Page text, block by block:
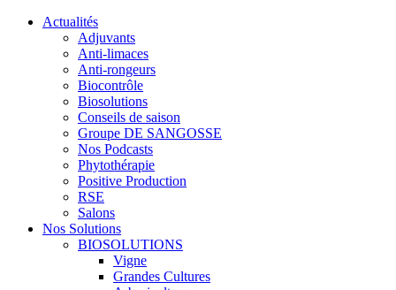
Actualités
Adjuvants
Anti-limaces
Anti-rongeurs
Biocontrôle
Biosolutions
Conseils de saison
Groupe DE SANGOSSE
Nos Podcasts
Phytothérapie
Positive Production
RSE
Salons
Nos Solutions
BIOSOLUTIONS
Vigne
Grandes Cultures